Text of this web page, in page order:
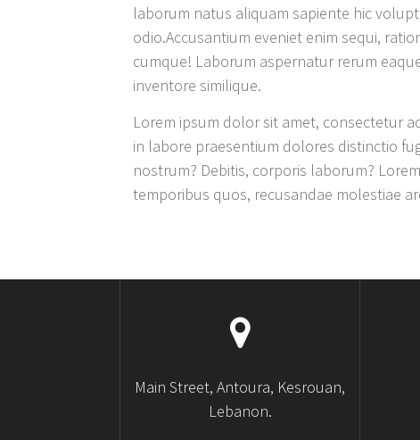
laborum natus aliquam sapiente hic
odio.Accusantium eveniet enim sequi,
cumque! Laborum aspernatur rerum
inventore similique.
Lorem ipsum dolor sit amet, consectetur
in labore praesentium dolores distinctio
nostrum? Debitis, corporis laborum?
temporibus quos, recusandae molestiae
Main Street, Antoura, Kesrouan,
Lebanon.